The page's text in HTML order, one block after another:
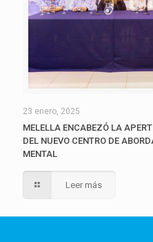
23 enero, 2025
MELELLA ENCABEZÓ LA
DEL NUEVO CENTRO DE
MENTAL
Leer más